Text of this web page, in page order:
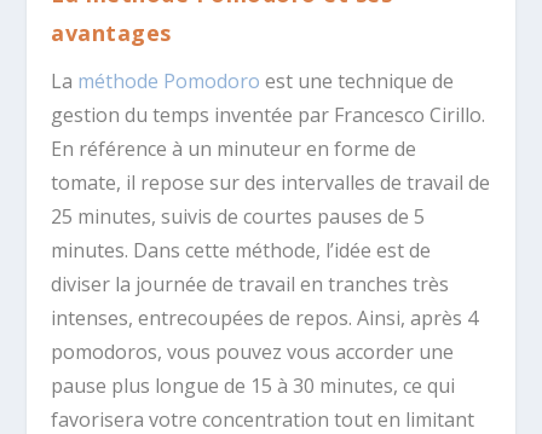
avantages
La méthode Pomodoro est une technique de
gestion du temps inventée par Francesco Cirillo.
En référence à un minuteur en forme de
tomate, il repose sur des intervalles de travail de
25 minutes, suivis de courtes pauses de 5
minutes. Dans cette méthode, l’idée est de
diviser la journée de travail en tranches très
intenses, entrecoupées de repos. Ainsi, après 4
pomodoros, vous pouvez vous accorder une
pause plus longue de 15 à 30 minutes, ce qui
favorisera votre concentration tout en limitant